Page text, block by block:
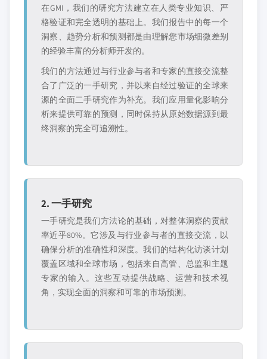
在GMI，我们的研究方法建立在人类专业知识、严
格验证和完全透明的基础上。我们报告中的每一个
洞察、趋势分析和预测都是由理解您市场细微差别
的经验丰富的分析师开发的。
我们的方法通过与行业参与者和专家的直接交流整
合了广泛的一手研究，并以来自经过验证的全球来
源的全面二手研究作为补充。我们应用量化影响分
析来提供可靠的预测，同时保持从原始数据源到最
终洞察的完全可追溯性。
2. 一手研究
一手研究是我们方法论的基础，对整体洞察的贡献
率近乎80%。它涉及与行业参与者的直接交流，以
确保分析的准确性和深度。我们的结构化访谈计划
覆盖区域和全球市场，包括来自高管、总监和主题
专家的输入。这些互动提供战略、运营和技术视
角，实现全面的洞察和可靠的市场预测。